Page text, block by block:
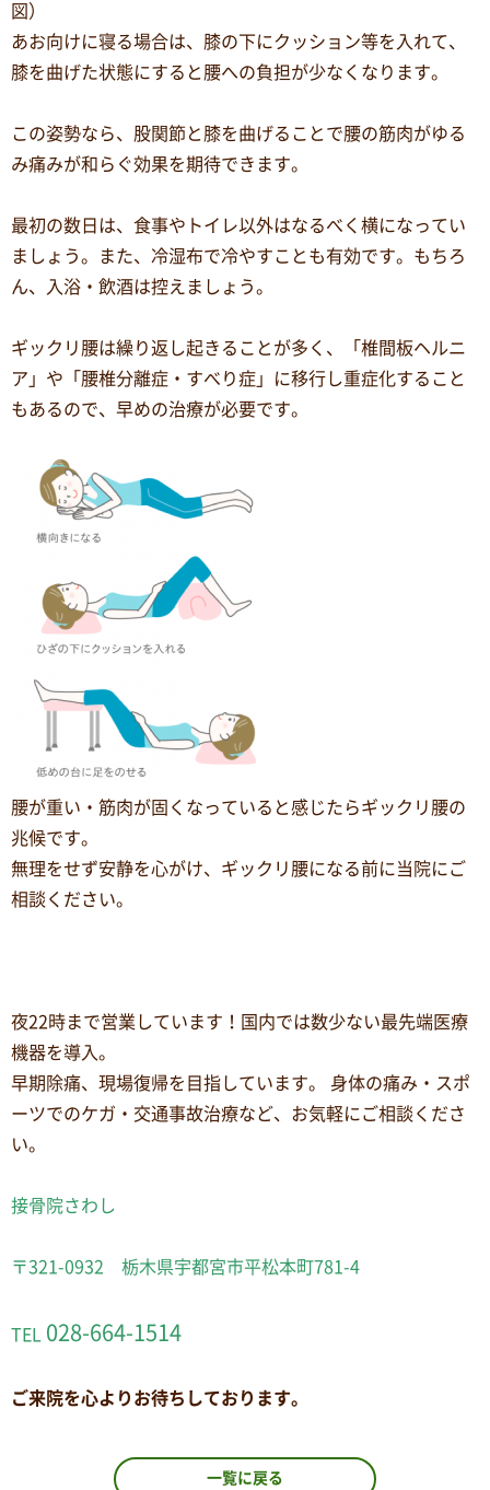
図）
あお向けに寝る場合は、膝の下にクッション等を入れて、
膝を曲げた状態にすると腰への負担が少なくなります。
この姿勢なら、股関節と膝を曲げることで腰の筋肉がゆる
み痛みが和らぐ効果を期待できます。
最初の数日は、食事やトイレ以外はなるべく横になってい
ましょう。また、冷湿布で冷やすことも有効です。もちろ
ん、入浴・飲酒は控えましょう。
ギックリ腰は繰り返し起きることが多く、「椎間板ヘルニ
ア」や「腰椎分離症・すべり症」に移行し重症化すること
もあるので、早めの治療が必要です。
腰が重い・筋肉が固くなっていると感じたらギックリ腰の
兆候です。
無理をせず安静を心がけ、ギックリ腰になる前に当院にご
相談ください。
夜22時まで営業しています！国内では数少ない最先端医療
機器を導入。
早期除痛、現場復帰を目指しています。 身体の痛み・スポ
ーツでのケガ・交通事故治療など、お気軽にご相談くださ
い。
接骨院さわし
〒321-0932 栃木県宇都宮市平松本町781-4
TEL 028-664-1514
ご来院を心よりお待ちしております。
一覧に戻る